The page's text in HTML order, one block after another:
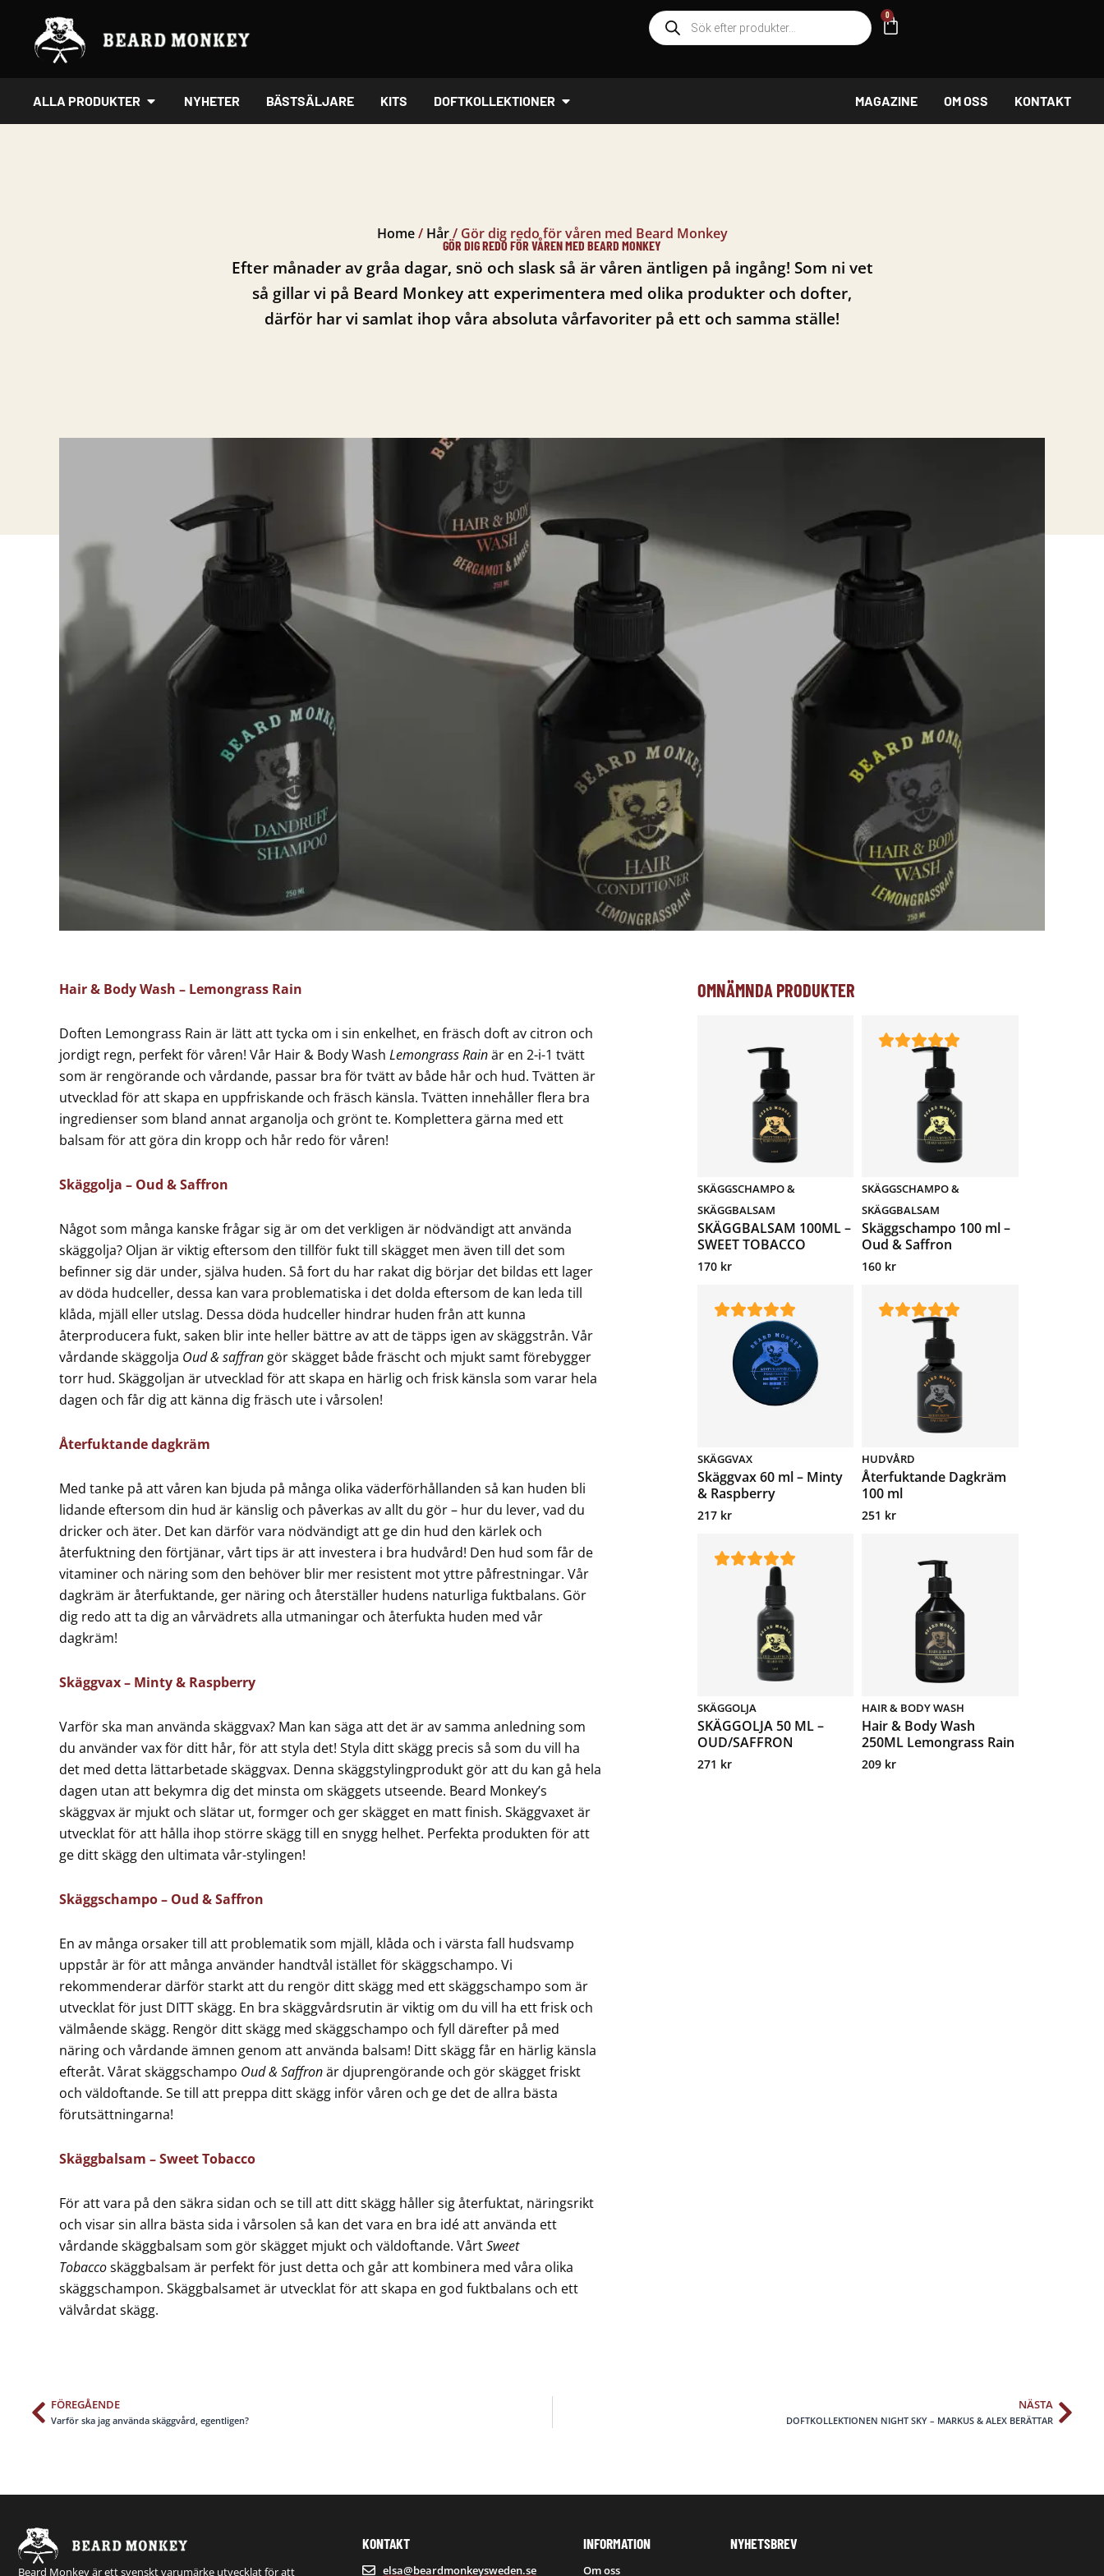
innehåll
Produktsökning 0
VARUKORG
ALLA PRODUKTER ÖPPNA ALLA PRODUKTER
NYHETER BÄSTSÄLJARE KITS DOFTKOLLEKTIONER ÖPPNA DOFTKOLLEKTIONER MAGAZINE OM OSS KONTAKT
Home/ Hår/ Gör dig redo för våren med Beard Monkey
GÖR DIG REDO FÖR VÅREN MED BEARD MONKEY
Efter månader av gråa dagar, snö och slask så är våren äntligen på ingång! Som ni vet
så gillar vi på Beard Monkey att experimentera med olika produkter och dofter,
därför har vi samlat ihop våra absoluta vårfavoriter på ett och samma ställe!
Hair & Body Wash – Lemongrass Rain
Doften Lemongrass Rain är lätt att tycka om i sin enkelhet, en fräsch doft av citron och
jordigt regn, perfekt för våren! Vår Hair & Body Wash Lemongrass Rainär en 2-i-1 tvätt
som är rengörande och vårdande, passar bra för tvätt av både hår och hud. Tvätten är
utvecklad för att skapa en uppfriskande och fräsch känsla. Tvätten innehåller flera bra
ingredienser som bland annat arganolja och grönt te. Komplettera gärna med ett
balsam för att göra din kropp och hår redo för våren!
Skäggolja – Oud & Saffron
Något som många kanske frågar sig är om det verkligen är nödvändigt att använda
skäggolja? Oljan är viktig eftersom den tillför fukt till skägget men även till det som
befinner sig där under, själva huden. Så fort du har rakat dig börjar det bildas ett lager
av döda hudceller, dessa kan vara problematiska i det dolda eftersom de kan leda till
klåda, mjäll eller utslag. Dessa döda hudceller hindrar huden från att kunna
återproducera fukt, saken blir inte heller bättre av att de täpps igen av skäggstrån. Vår
vårdande skäggolja Oud & saffran gör skägget både fräscht och mjukt samt förebygger
torr hud. Skäggoljan är utvecklad för att skapa en härlig och frisk känsla som varar hela
dagen och får dig att känna dig fräsch ute i vårsolen!
Återfuktande dagkräm
Med tanke på att våren kan bjuda på många olika väderförhållanden så kan huden bli
lidande eftersom din hud är känslig och påverkas av allt du gör – hur du lever, vad du
dricker och äter. Det kan därför vara nödvändigt att ge din hud den kärlek och
återfuktning den förtjänar, vårt tips är att investera i bra hudvård! Den hud som får de
vitaminer och näring som den behöver blir mer resistent mot yttre påfrestningar. Vår
dagkräm är återfuktande, ger näring och återställer hudens naturliga fuktbalans. Gör
dig redo att ta dig an vårvädrets alla utmaningar och återfukta huden med vår
dagkräm!
Skäggvax – Minty & Raspberry
Varför ska man använda skäggvax? Man kan säga att det är av samma anledning som
du använder vax för ditt hår, för att styla det! Styla ditt skägg precis så som du vill ha
det med detta lättarbetade skäggvax. Denna skäggstylingprodukt gör att du kan gå hela
dagen utan att bekymra dig det minsta om skäggets utseende. Beard Monkey’s
skäggvax är mjukt och slätar ut, formger och ger skägget en matt finish. Skäggvaxet är
utvecklat för att hålla ihop större skägg till en snygg helhet. Perfekta produkten för att
ge ditt skägg den ultimata vår-stylingen!
Skäggschampo – Oud & Saffron
En av många orsaker till att problematik som mjäll, klåda och i värsta fall hudsvamp
uppstår är för att många använder handtvål istället för skäggschampo. Vi
rekommenderar därför starkt att du rengör ditt skägg med ett skäggschampo som är
utvecklat för just DITT skägg. En bra skäggvårdsrutin är viktig om du vill ha ett frisk och
välmående skägg. Rengör ditt skägg med skäggschampo och fyll därefter på med
näring och vårdande ämnen genom att använda balsam! Ditt skägg får en härlig känsla
efteråt. Vårat skäggschampo Oud & Saffronär djuprengörande och gör skägget friskt
och väldoftande. Se till att preppa ditt skägg inför våren och ge det de allra bästa
förutsättningarna!
Skäggbalsam – Sweet Tobacco
För att vara på den säkra sidan och se till att ditt skägg håller sig återfuktat, näringsrikt
och visar sin allra bästa sida i vårsolen så kan det vara en bra idé att använda ett
vårdande skäggbalsam som gör skägget mjukt och väldoftande. VårtSweet
Tobaccoskäggbalsam är perfekt för just detta och går att kombinera med våra olika
skäggschampon. Skäggbalsamet är utvecklat för att skapa en god fuktbalans och ett
välvårdat skägg.
OMNÄMNDA PRODUKTER
SKÄGGSCHAMPO &
SKÄGGBALSAM
SKÄGGBALSAM 100ML –
SWEET TOBACCO
170 kr
SKÄGGSCHAMPO &
SKÄGGBALSAM
Skäggschampo 100 ml –
Oud & Saffron
160 kr
SKÄGGVAX
Skäggvax 60 ml – Minty
& Raspberry
217 kr
HUDVÅRD
Återfuktande Dagkräm
100 ml
251 kr
SKÄGGOLJA
SKÄGGOLJA 50 ML –
OUD/SAFFRON
271 kr
HAIR & BODY WASH
Hair & Body Wash
250ML Lemongrass Rain
209 kr
Föregående
FÖREGÅENDE
Varför ska jag använda skäggvård, egentligen?
NÄSTA
DOFTKOLLEKTIONEN NIGHT SKY – MARKUS & ALEX BERÄTTAR
Beard Monkey är ett svenskt varumärke utvecklat för att
KONTAKT
elsa@beardmonkeysweden.se
INFORMATION
Om oss
NYHETSBREV